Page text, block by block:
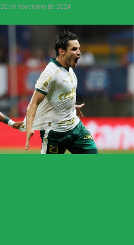
20 de novembro de 2024